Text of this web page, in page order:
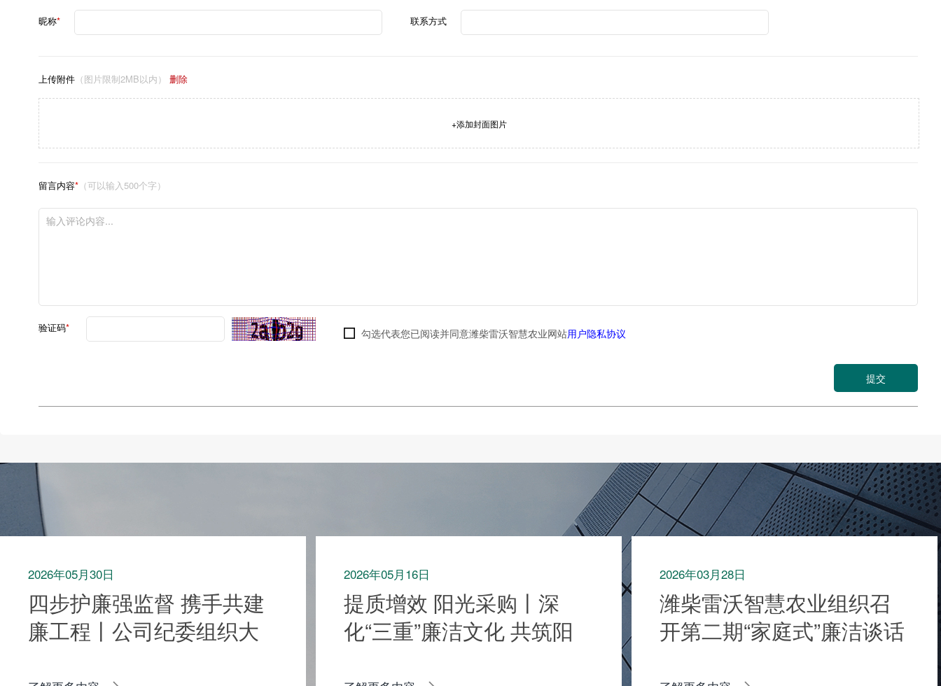
昵称* 联系方式
上传附件（图片限制2MB以内） 删除
+添加封面图片
留言内容*（可以输入500个字）
验证码* 勾选代表您已阅读并同意潍柴雷沃智慧农业网站用户隐私协议
提交
2026年05月30日
四步护廉强监督 携手共建
廉工程丨公司纪委组织大
2026年05月16日
提质增效 阳光采购丨深
化“三重”廉洁文化 共筑阳
2026年03月28日
潍柴雷沃智慧农业组织召
开第二期“家庭式”廉洁谈话